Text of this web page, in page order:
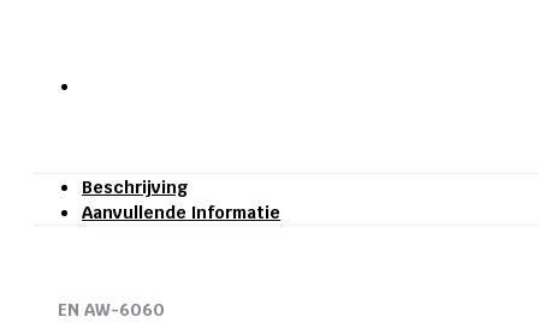
Beschrijving
Aanvullende Informatie
EN AW-6060